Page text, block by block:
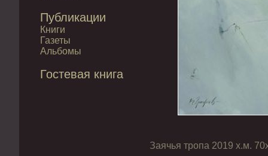
Публикации
Книги
Газеты
Альбомы
Гостевая книга
Заячья тропа 2019 х.м.